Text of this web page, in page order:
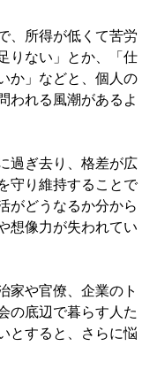
、所得が低くて苦労
りない」とか、「仕
か」などと、個人の
われる風潮があるよ
過ぎ去り、格差が広
守り維持することで
がどうなるか分から
想像力が失われてい
家や官僚、企業のト
の底辺で暮らす人た
とすると、さらに悩